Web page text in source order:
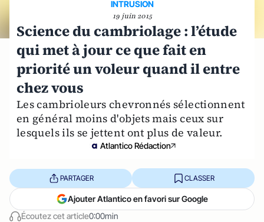
INTRUSION
19 juin 2015
Science du cambriolage : l’étude
qui met à jour ce que fait en
priorité un voleur quand il entre
chez vous
Les cambrioleurs chevronnés sélectionnent
en général moins d'objets mais ceux sur
lesquels ils se jettent ont plus de valeur.
Atlantico Rédaction
Écoutez cet article0:00min
PARTAGER CLASSER
Ajouter Atlantico en favori sur Google